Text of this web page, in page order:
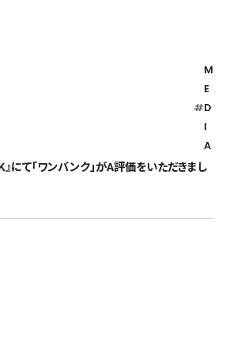
#
M
E
D
I
A
』にて「ワンバンク」がA評価をいただきまし